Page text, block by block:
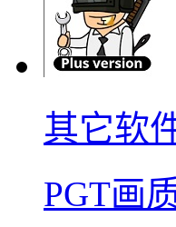
其它软
PGT画